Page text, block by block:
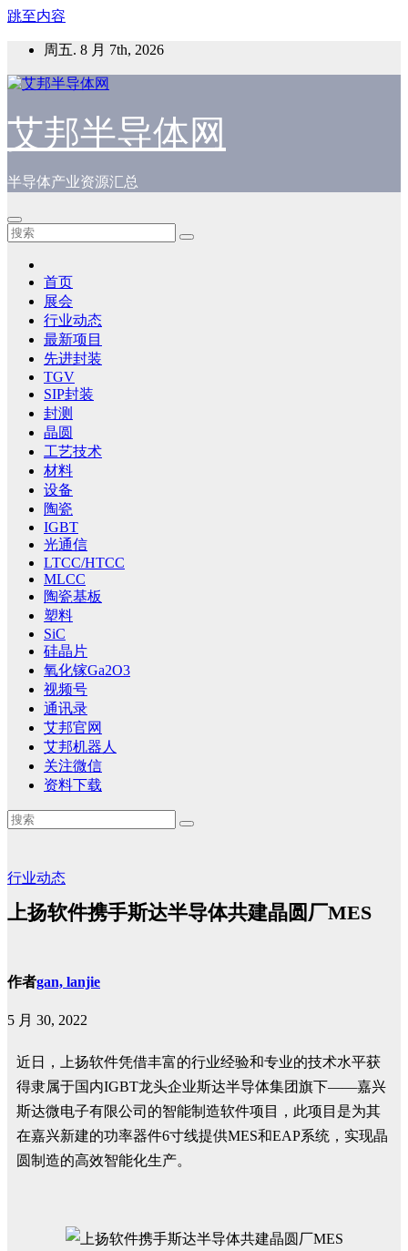
跳至内容
周五. 8 月 7th, 2026
艾邦半导体网
半导体产业资源汇总
首页
展会
行业动态
最新项目
先进封装
TGV
SIP封装
封测
晶圆
工艺技术
材料
设备
陶瓷
IGBT
光通信
LTCC/HTCC
MLCC
陶瓷基板
塑料
SiC
硅晶片
氧化镓Ga2O3
视频号
通讯录
艾邦官网
艾邦机器人
关注微信
资料下载
行业动态
上扬软件携手斯达半导体共建晶圆厂MES
作者gan, lanjie
5 月 30, 2022
近日，上扬软件凭借丰富的行业经验和专业的技术水平获
得隶属于国内IGBT龙头企业斯达半导体集团旗下——嘉兴
斯达微电子有限公司的智能制造软件项目，此项目是为其
在嘉兴新建的功率器件6寸线提供MES和EAP系统，实现晶
圆制造的高效智能化生产。